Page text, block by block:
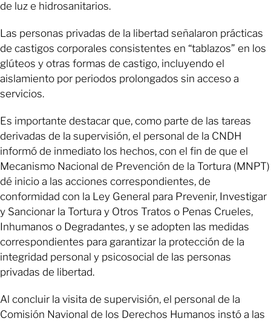
de luz e hidrosanitarios.
Las personas privadas de la libertad señalaron prácticas
de castigos corporales consistentes en “tablazos” en los
glúteos y otras formas de castigo, incluyendo el
aislamiento por periodos prolongados sin acceso a
servicios.
Es importante destacar que, como parte de las tareas
derivadas de la supervisión, el personal de la CNDH
informó de inmediato los hechos, con el fin de que el
Mecanismo Nacional de Prevención de la Tortura (MNPT)
dé inicio a las acciones correspondientes, de
conformidad con la Ley General para Prevenir, Investigar
y Sancionar la Tortura y Otros Tratos o Penas Crueles,
Inhumanos o Degradantes, y se adopten las medidas
correspondientes para garantizar la protección de la
integridad personal y psicosocial de las personas
privadas de libertad.
Al concluir la visita de supervisión, el personal de la
Comisión Navional de los Derechos Humanos instó a las